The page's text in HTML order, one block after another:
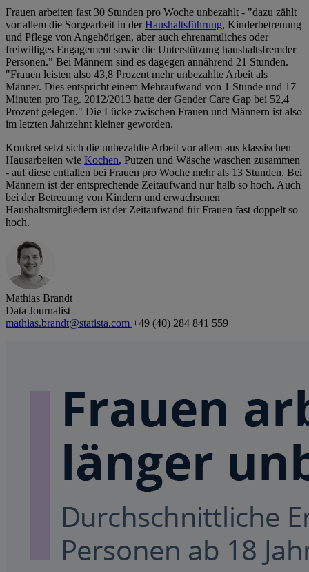
Frauen arbeiten fast 30 Stunden pro Woche unbezahlt - "dazu zählt
vor allem die Sorgearbeit in derHaushaltsführung, Kinderbetreuung
und Pflege von Angehörigen, aber auch ehrenamtliches oder
freiwilliges Engagement sowie die Unterstützung haushaltsfremder
Personen." Bei Männern sind es dagegen annährend 21 Stunden.
"Frauen leisten also 43,8 Prozent mehr unbezahlte Arbeit als
Männer. Dies entspricht einem Mehraufwand von 1 Stunde und 17
Minuten pro Tag. 2012/2013 hatte der Gender Care Gap bei 52,4
Prozent gelegen." Die Lücke zwischen Frauen und Männern ist also
im letzten Jahrzehnt kleiner geworden.
Konkret setzt sich die unbezahlte Arbeit vor allem aus klassischen
Hausarbeiten wie Kochen, Putzen und Wäsche waschen zusammen
- auf diese entfallen bei Frauen pro Woche mehr als 13 Stunden. Bei
Männern ist der entsprechende Zeitaufwand nur halb so hoch. Auch
bei der Betreuung von Kindern und erwachsenen
Haushaltsmitgliedern ist der Zeitaufwand für Frauen fast doppelt so
hoch.
Mathias Brandt
Data Journalist
mathias.brandt@statista.com +49 (40) 284 841 559